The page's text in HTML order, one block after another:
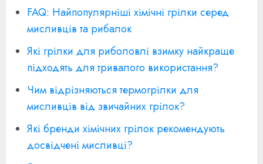
FAQ: Найпопулярніші хімічні грілки серед
мисливців та рибалок
Які грілки для риболовлі взимку найкраще
підходять для тривалого використання?
Чим відрізняються термогрілки для
мисливців від звичайних грілок?
Які бренди хімічних грілок рекомендують
досвідчені мисливці?